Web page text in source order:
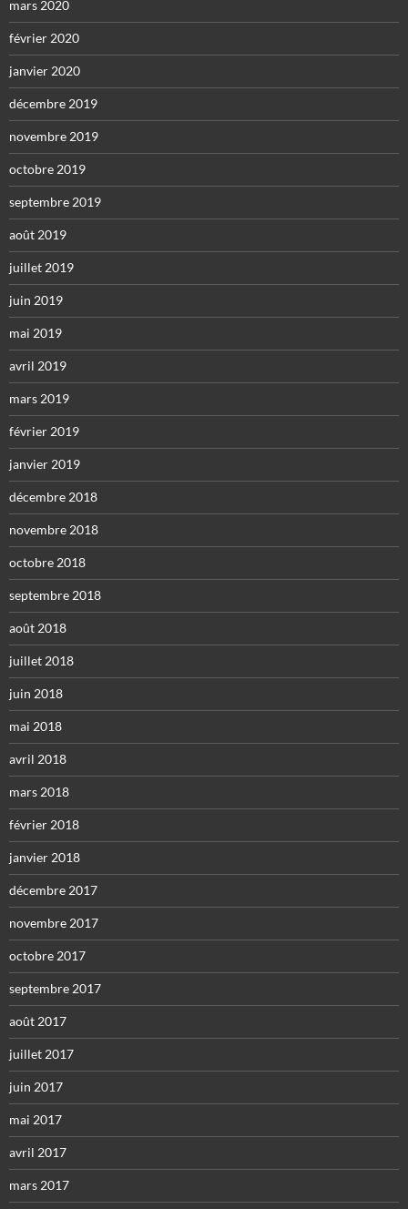
mars 2020
février 2020
janvier 2020
décembre 2019
novembre 2019
octobre 2019
septembre 2019
août 2019
juillet 2019
juin 2019
mai 2019
avril 2019
mars 2019
février 2019
janvier 2019
décembre 2018
novembre 2018
octobre 2018
septembre 2018
août 2018
juillet 2018
juin 2018
mai 2018
avril 2018
mars 2018
février 2018
janvier 2018
décembre 2017
novembre 2017
octobre 2017
septembre 2017
août 2017
juillet 2017
juin 2017
mai 2017
avril 2017
mars 2017